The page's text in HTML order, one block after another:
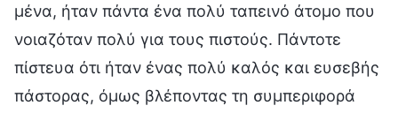
μένα, ήταν πάντα ένα πολύ ταπεινό άτομο που
νοιαζόταν πολύ για τους πιστούς. Πάντοτε
πίστευα ότι ήταν ένας πολύ καλός και ευσεβής
πάστορας, όμως βλέποντας τη συμπεριφορά